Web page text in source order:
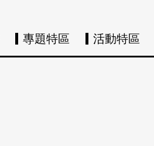
專題特區 活動特區